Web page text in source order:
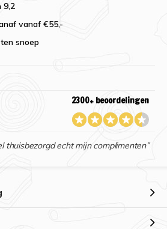
9,2
vanaf €55,-
snoep
2300+ beoordelingen
thuisbezorgd echt mijn complimenten”